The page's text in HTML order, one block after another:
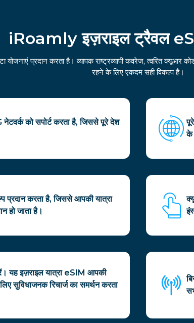
iRoamly इज़राइल ट्रैवल
योजनाएं प्रदान करता है। व्यापक राष्ट्रव्यापी कवरेज, त्वरित
रहने के लिए एकदम सही विकल्प है।
को सपोर्ट करता है, जिससे पूरे देश
के
करता है, जिससे आपकी यात्रा
हो जाता है।
यह इज़राइल यात्रा eSIM आपकी
सुविधाजनक रिचार्ज का समर्थन करता